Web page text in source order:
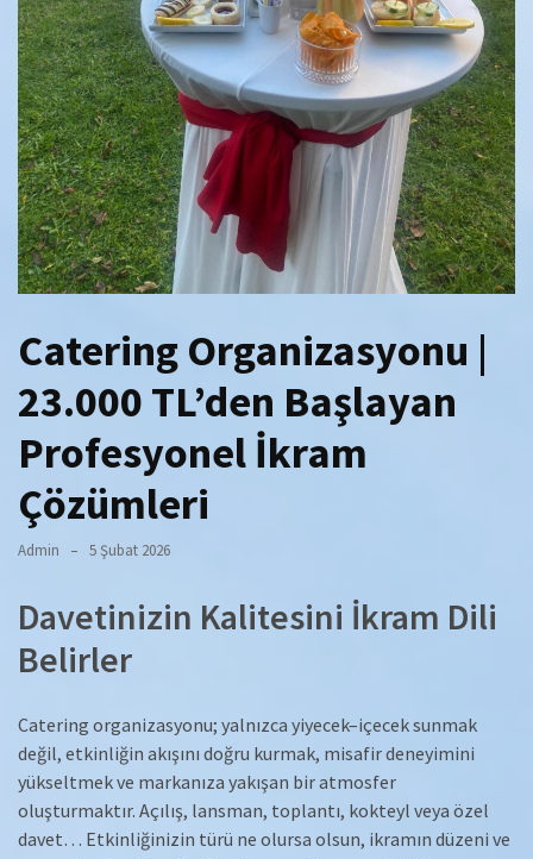
Catering Organizasyonu |
23.000 TL’den Başlayan
Profesyonel İkram
Çözümleri
Admin 5 Şubat 2026
Davetinizin Kalitesini İkram Dili
Belirler
Catering organizasyonu; yalnızca yiyecek–içecek sunmak
değil, etkinliğin akışını doğru kurmak, misafir deneyimini
yükseltmek ve markanıza yakışan bir atmosfer
oluşturmaktır. Açılış, lansman, toplantı, kokteyl veya özel
davet… Etkinliğinizin türü ne olursa olsun, ikramın düzeni ve